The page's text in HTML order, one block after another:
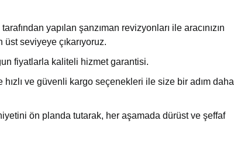
yapılan şanzıman revizyonları ile aracınızın
üst seviyeye çıkarıyoruz.
fiyatlarla kaliteli hizmet garantisi.
ve güvenli kargo seçenekleri ile size bir adım daha
ön planda tutarak, her aşamada dürüst ve şeffaf